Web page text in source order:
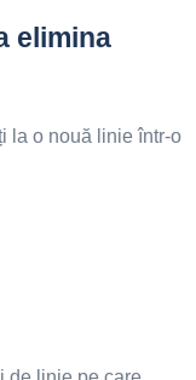
elimina
la o nouă linie într-o